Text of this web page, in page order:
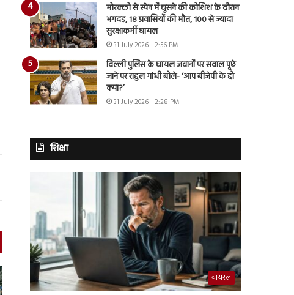
मोरक्को से स्पेन में घुसने की कोशिश के दौरान
भगदड़, 18 प्रवासियों की मौत, 100 से ज्यादा
सुरक्षाकर्मी घायल
31 July 2026 - 2:56 PM
दिल्ली पुलिस के घायल जवानों पर सवाल पूछे
जाने पर राहुल गांधी बोले- ‘आप बीजेपी के हो
क्या?’
31 July 2026 - 2:28 PM
शिक्षा
वायरल